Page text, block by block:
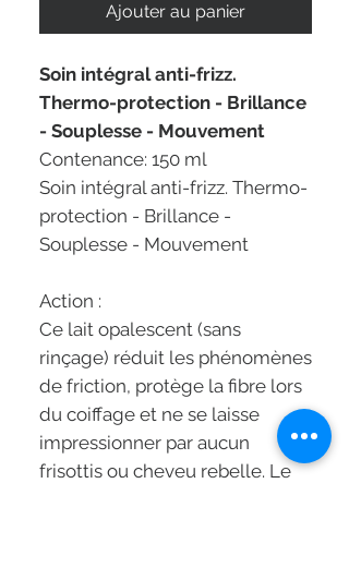
Ajouter au panier
Soin intégral anti-frizz.
Thermo-protection - Brillance
- Souplesse - Mouvement
Contenance: 150 ml
Soin intégral anti-frizz. Thermo-
protection - Brillance -
Souplesse - Mouvement
Action :
Ce lait opalescent (sans
rinçage) réduit les phénomènes
de friction, protège la fibre lors
du coiffage et ne se laisse
impressionner par aucun
frisottis ou cheveu rebelle. Le